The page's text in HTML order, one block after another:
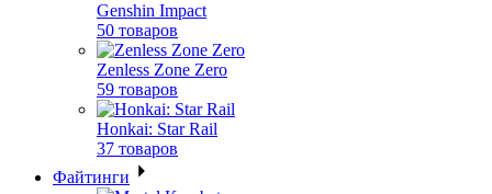
Genshin Impact
50 товаров
Zenless Zone Zero
59 товаров
Honkai: Star Rail
37 товаров
Файтинги